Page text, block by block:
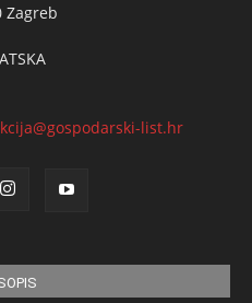
Zagreb
list.hr